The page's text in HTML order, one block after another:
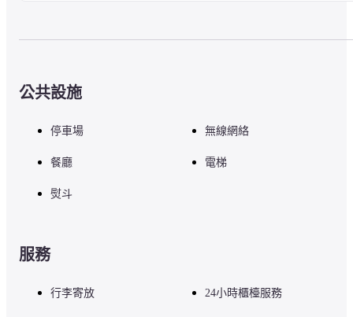
公共設施
停車場 無線網絡
餐廳 電梯
熨斗
服務
行李寄放 24小時櫃檯服務